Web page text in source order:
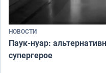
НОВОСТИ
Паук-нуар:
супергерое